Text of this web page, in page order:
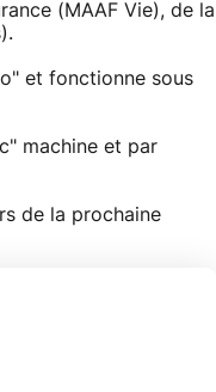
(MAAF Vie), de la
et fonctionne sous
machine et par
de la prochaine